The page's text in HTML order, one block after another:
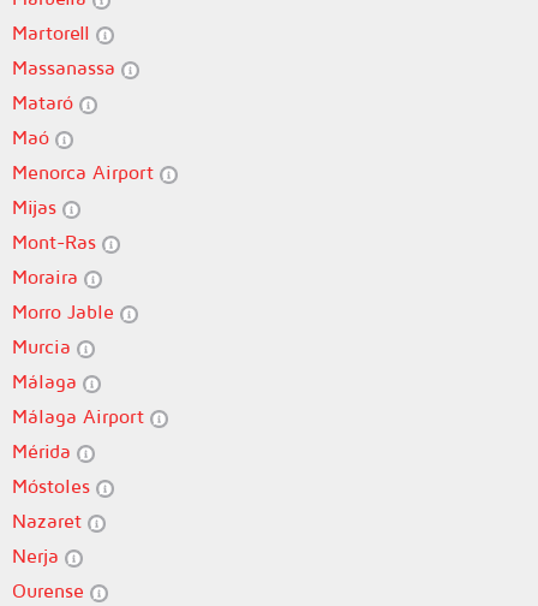
Martorell
Massanassa
Mataró
Maó
Menorca Airport
Mijas
Mont-Ras
Moraira
Morro Jable
Murcia
Málaga
Málaga Airport
Mérida
Móstoles
Nazaret
Nerja
Ourense